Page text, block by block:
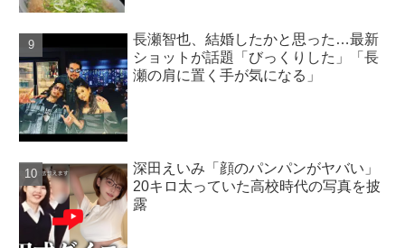
長瀬智也、結婚したかと思った…最新
ショットが話題「びっくりした」「長
瀬の肩に置く手が気になる」
深田えいみ「顔のパンパンがヤバい」
20キロ太っていた高校時代の写真を披
露